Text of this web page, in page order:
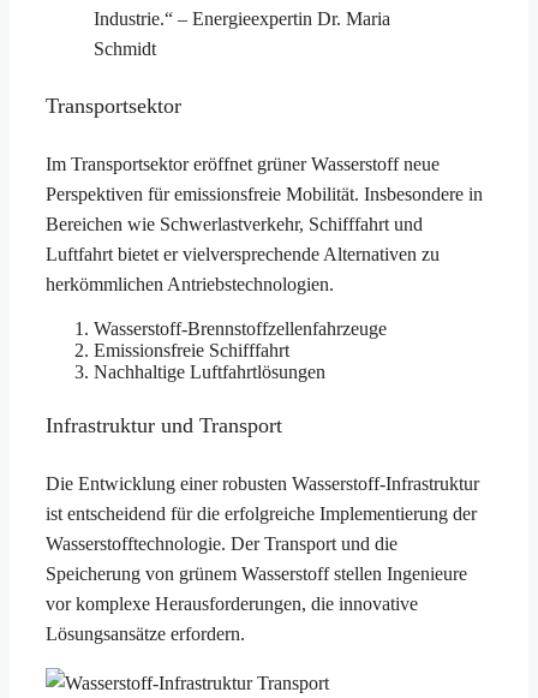
Industrie.“ – Energieexpertin Dr. Maria
Schmidt
Transportsektor
Im Transportsektor eröffnet grüner Wasserstoff neue
Perspektiven für emissionsfreie Mobilität. Insbesondere in
Bereichen wie Schwerlastverkehr, Schifffahrt und
Luftfahrt bietet er vielversprechende Alternativen zu
herkömmlichen Antriebstechnologien.
Wasserstoff-Brennstoffzellenfahrzeuge
Emissionsfreie Schifffahrt
Nachhaltige Luftfahrtlösungen
Infrastruktur und Transport
Die Entwicklung einer robusten Wasserstoff-Infrastruktur
ist entscheidend für die erfolgreiche Implementierung der
Wasserstofftechnologie. Der Transport und die
Speicherung von grünem Wasserstoff stellen Ingenieure
vor komplexe Herausforderungen, die innovative
Lösungsansätze erfordern.